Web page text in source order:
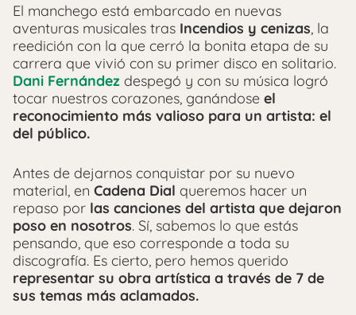
El manchego está embarcado en nuevas
aventuras musicales tras Incendios y cenizas, la
reedición con la que cerró la bonita etapa de su
carrera que vivió con su primer disco en solitario.
Dani Fernández despegó y con su música logró
tocar nuestros corazones, ganándose el
reconocimiento más valioso para un artista: el
del público.
Antes de dejarnos conquistar por su nuevo
material, en Cadena Dial queremos hacer un
repaso por las canciones del artista que dejaron
poso en nosotros. Sí, sabemos lo que estás
pensando, que eso corresponde a toda su
discografía. Es cierto, pero hemos querido
representar su obra artística a través de 7 de
sus temas más aclamados.